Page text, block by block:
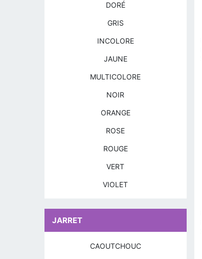
DORÉ
GRIS
INCOLORE
JAUNE
MULTICOLORE
NOIR
ORANGE
ROSE
ROUGE
VERT
VIOLET
JARRET
CAOUTCHOUC